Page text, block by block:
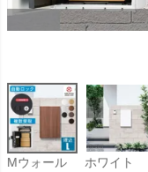
Mウォール
ホワイト